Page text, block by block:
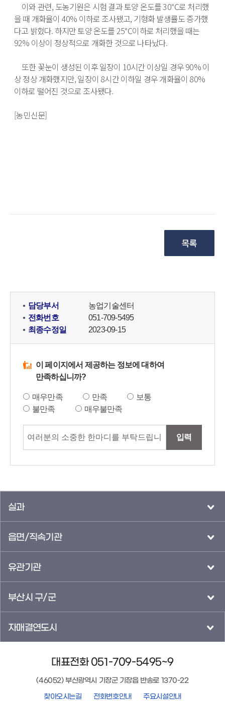
이와 관련, 도농기원은 시험 결과 토양 온도를 30℃로 처리했
을 때 개화율이 40% 이하로 조사됐고, 기형화 발생률도 증가했
다고 밝혔다. 하지만 토양 온도를 25℃이하로 처리했을 때는
92% 이상이 정상적으로 개화한 것으로 나타났다.
또한 꽃눈이 생성된 이후 일장이 10시간 이상일 경우 90% 이
상 정상 개화했지만, 일장이 8시간 이하일 경우 개화율이 80%
이하로 떨어진 것으로 조사됐다.
[농민신문]
담당부서
농업기술센터
전화번호
051-709-5495
최종수정일
2023-09-15
이 페이지에서 제공하는 정보에 대하여
만족하십니까?
매우만족 만족
보통
불만족
매우불만족
입력
실과
읍면/직속기관
유관기관
부산시 구/군
자매결연도시
대표전화 051-709-5495~9
(46052) 부산광역시 기장군 기장읍 반송로 1370-22
찾아오시는길
전화번호안내 주요시설안내